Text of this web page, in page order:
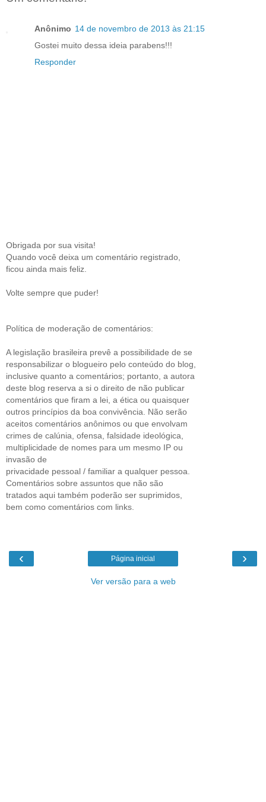
Anônimo 14 de novembro de 2013 às 21:15
Gostei muito dessa ideia parabens!!!
Responder
Obrigada por sua visita!
Quando você deixa um comentário registrado,
ficou ainda mais feliz.
Volte sempre que puder!
Política de moderação de comentários:
A legislação brasileira prevê a possibilidade de se
responsabilizar o blogueiro pelo conteúdo do blog,
inclusive quanto a comentários; portanto, a autora
deste blog reserva a si o direito de não publicar
comentários que firam a lei, a ética ou quaisquer
outros princípios da boa convivência. Não serão
aceitos comentários anônimos ou que envolvam
crimes de calúnia, ofensa, falsidade ideológica,
multiplicidade de nomes para um mesmo IP ou
invasão de
privacidade pessoal / familiar a qualquer pessoa.
Comentários sobre assuntos que não são
tratados aqui também poderão ser suprimidos,
bem como comentários com links.
‹ ›
Página inicial
Ver versão para a web